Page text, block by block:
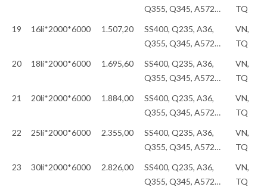
Q355, Q345, A572…
TQ
19
16li*2000*6000 1.507,20
SS400, Q235, A36,
Q355, Q345, A572…
VN,
TQ
20
18li*2000*6000 1.695,60
SS400, Q235, A36,
Q355, Q345, A572…
VN,
TQ
21
20li*2000*6000 1.884,00
SS400, Q235, A36,
Q355, Q345, A572…
VN,
TQ
22
25li*2000*6000 2.355,00
SS400, Q235, A36,
Q355, Q345, A572…
VN,
TQ
23
30li*2000*6000 2.826,00
SS400, Q235, A36,
Q355, Q345, A572…
VN,
TQ